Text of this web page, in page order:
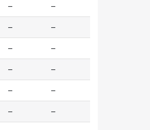
-- --
-- --
-- --
-- --
-- --
-- --